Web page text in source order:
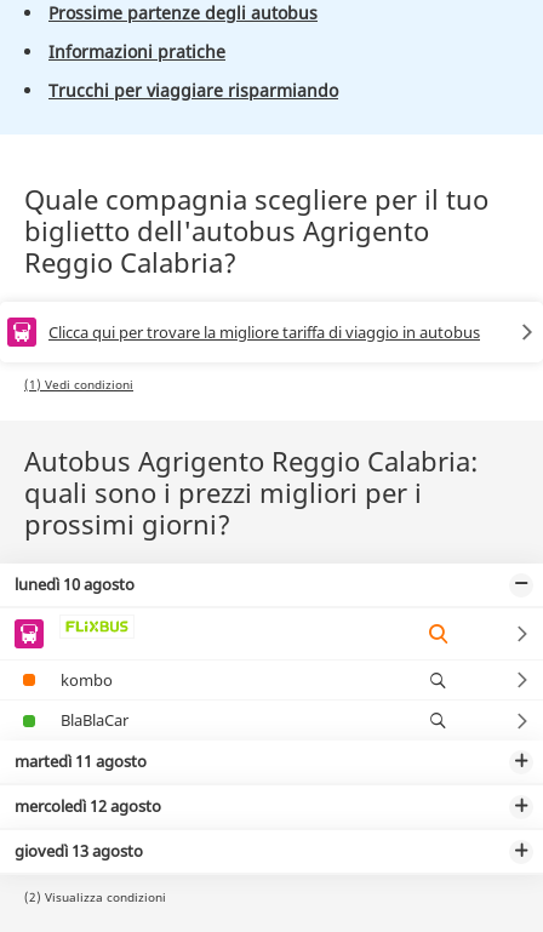
Prossime partenze degli autobus
Informazioni pratiche
Trucchi per viaggiare risparmiando
Quale compagnia scegliere per il tuo
biglietto dell'autobus Agrigento
Reggio Calabria?
Clicca qui per trovare la migliore tariffa di viaggio in autobus
(1) Vedi condizioni
Autobus Agrigento Reggio Calabria:
quali sono i prezzi migliori per i
prossimi giorni?
lunedì 10 agosto
kombo
BlaBlaCar
martedì 11 agosto
mercoledì 12 agosto
giovedì 13 agosto
(2) Visualizza condizioni